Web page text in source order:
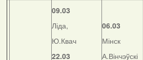
09.03
Ліда,
Ю.Квач
22.03
06.03
Мінск
А.Вінчэўскі